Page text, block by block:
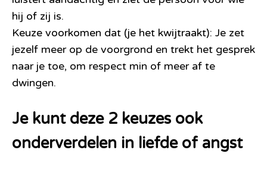
hij of zij is.
Keuze voorkomen dat (je het kwijtraakt): Je zet
jezelf meer op de voorgrond en trekt het gesprek
naar je toe, om respect min of meer af te
dwingen.
Je kunt deze 2 keuzes ook
onderverdelen in liefde of angst